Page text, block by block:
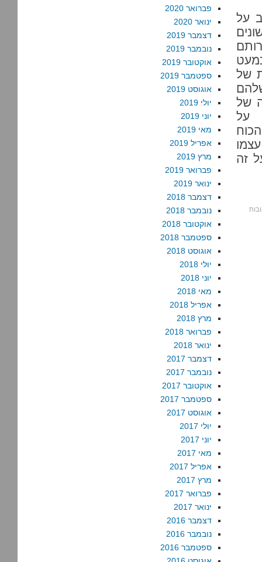
על
של
של
על
זה
פברואר 2020
ינואר 2020
דצמבר 2019
נובמבר 2019
אוקטובר 2019
ספטמבר 2019
אוגוסט 2019
יולי 2019
יוני 2019
מאי 2019
אפריל 2019
מרץ 2019
פברואר 2019
ינואר 2019
דצמבר 2018
נובמבר 2018
אוקטובר 2018
ספטמבר 2018
אוגוסט 2018
יולי 2018
יוני 2018
מאי 2018
אפריל 2018
מרץ 2018
פברואר 2018
ינואר 2018
דצמבר 2017
נובמבר 2017
אוקטובר 2017
ספטמבר 2017
אוגוסט 2017
יולי 2017
יוני 2017
מאי 2017
אפריל 2017
מרץ 2017
פברואר 2017
ינואר 2017
דצמבר 2016
נובמבר 2016
ספטמבר 2016